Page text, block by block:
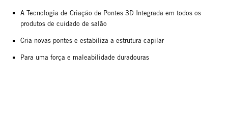
A Tecnologia de Criação de Pontes 3D Integrada em todos os
produtos de cuidado de salão
Cria novas pontes e estabiliza a estrutura capilar
Para uma força e maleabilidade duradouras